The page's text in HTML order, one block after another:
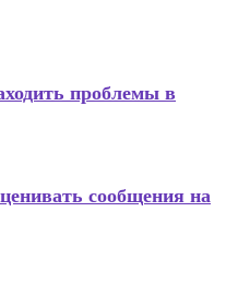
проблемы в
сообщения на